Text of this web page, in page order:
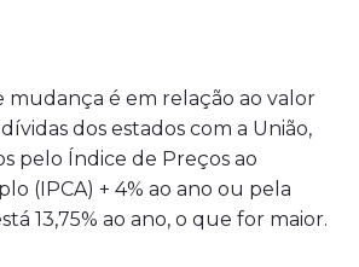
é em relação ao valor
dos estados com a União,
pelo Índice de Preços ao
(IPCA) + 4% ao ano ou pela
13,75% ao ano, o que for maior.